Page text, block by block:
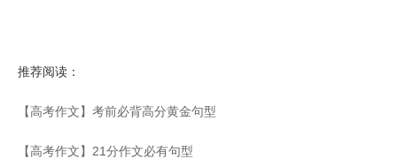
推荐阅读：
【高考作文】考前必背高分黄金句型
【高考作文】21分作文必有句型